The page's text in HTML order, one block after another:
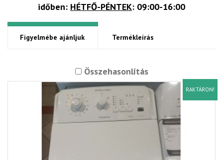
időben: HÉTFŐ-PÉNTEK: 09:00-16:00
Figyelmébe ajánljuk Termékleírás
Összehasonlítás
RAKTÁRON!